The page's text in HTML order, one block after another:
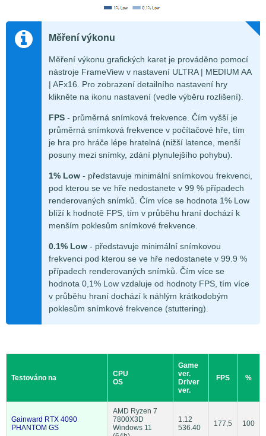
Měření výkonu
Měření výkonu grafických karet je prováděno pomocí
nástroje FrameView v nastavení ULTRA | MEDIUM AA
| AFx16. Pro zobrazení detailního nastavení hry
klikněte na ikonu nastavení (vedle výběru rozlišení).
FPS - průměrná snímková frekvence. Čím vyšší je
průměrná snímková frekvence v počítačové hře, tím
je hra pro hráče lépe hratelná (nižší latence, menší
posuny mezi snímky, zdání plynulejšího pohybu).
1% Low - představuje minimální snímkovou frekvenci,
pod kterou se ve hře nedostanete v 99 % případech
renderovaných snímků. Čím více se hodnota 1% Low
blíží k hodnotě FPS, tím v průběhu hraní dochází k
menším poklesům snímkové frekvence.
0.1% Low - představuje minimální snímkovou
frekvenci pod kterou se ve hře nedostanete v 99.9 %
případech renderovaných snímků. Čím více se
hodnota 0,1% Low vzdaluje od hodnoty FPS, tím více
v průběhu hraní dochází k náhlým krátkodobým
poklesům snímkové frekvence (stuttering).
Testováno na
CPU
OS
Game
ver.
Driver
ver.
FPS %
Gainward RTX 4090
PHANTOM GS
AMD Ryzen 7
7800X3D
Windows 11
1.12
536.40
177,5 100